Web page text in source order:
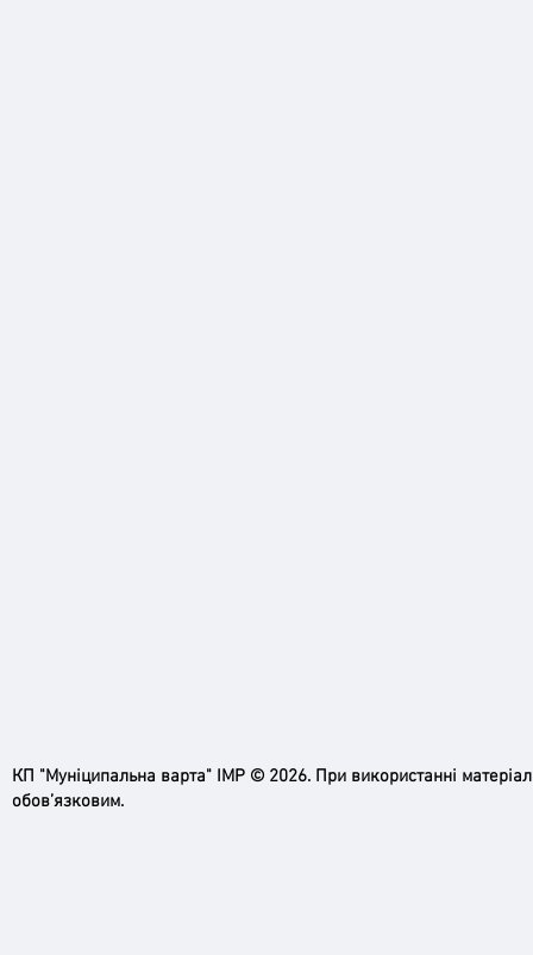
КП "Муніципальна варта" ІМР © 2026. При використанні
обов’язковим.